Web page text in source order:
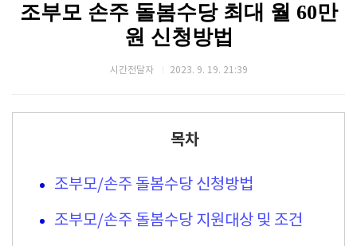
조부모 손주 돌봄수당 최대 월 60만
원 신청방법
시간전달자 2023. 9. 19. 21:39
목차
조부모/손주 돌봄수당 신청방법
조부모/손주 돌봄수당 지원대상 및 조건